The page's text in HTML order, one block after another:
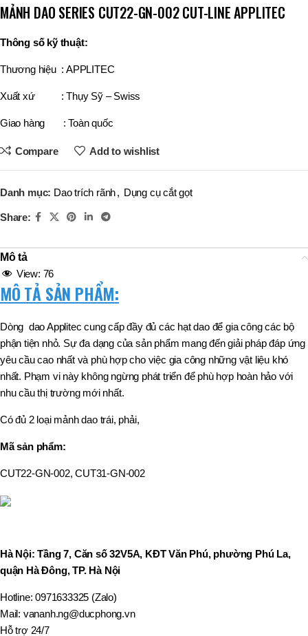
MẢNH DAO SERIES CUT22-GN-002 CUT-LINE APPLITEC
Thông số kỹ thuật:
Thương hiệu : APPLITEC
Xuất xứ : Thụy Sỹ – Swiss
Giao hàng : Toàn quốc
Compare Add to wishlist
Danh mục: Dao trích rãnh, Dụng cụ cắt gọt
Share:
Mô tả
View: 76
MÔ TẢ SẢN PHẨM:
Dòng dao Applitec cung cấp đầy đủ các hạt dao để gia công các bộ
phận tiện nhỏ. Sự đa dạng của sản phẩm mang đến giải pháp đáp ứng
yêu cầu cao nhất và phù hợp cho việc gia công những vật liệu khó
nhất. Phạm vi này không ngừng phát triển để phù hợp hoàn hảo với
nhu cầu thị trường mới nhất.
Có đủ 2 loại mảnh dao trái, phải,
Mã sản phẩm:
CUT22-GN-002, CUT31-GN-002
Hà Nội: Tầng 7, Căn số 32V5A, KĐT Văn Phú, phường Phú La,
quận Hà Đông, TP. Hà Nội
Hotline: 0971633325 (Zalo)
Mail: vananh.ng@ducphong.vn
Hỗ trợ 24/7